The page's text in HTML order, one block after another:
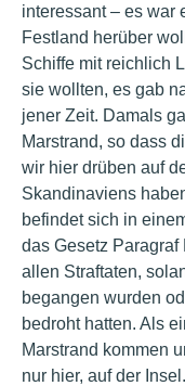
interessant – es war
Festland herüber
Schiffe mit reichlich
sie wollten, es gab
jener Zeit. Damals
Marstrand, so dass
wir hier drüben auf
Skandinaviens
befindet sich in
das Gesetz
allen Straftaten,
begangen wurden
bedroht hatten. Als
Marstrand kommen
nur hier, auf der